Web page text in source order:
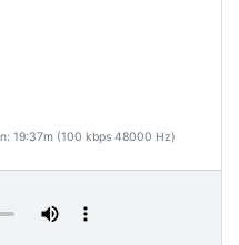
19:37m (100 kbps 48000 Hz)